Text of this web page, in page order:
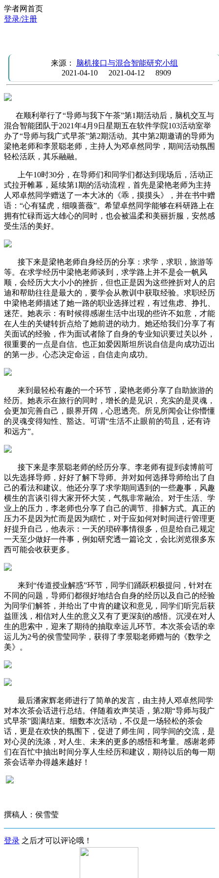
学者网首页
登录/注册
来源： 脑机接口与混合智能研究小组
2021-04-10
2021-04-12 8909
在顺利举行了“导师与我下午茶”第1期活动后，脑机交互与
混合智能团队于2021年4月9日星期五在软件学院103活动室举
办了“导师与我广式早茶”第2期活动。其中第2期邀请的导师为
梁艳老师和李景聪老师，主持人为邓卓然同学，期间活动氛围
轻松活跃，其乐融融。
上午10时30分，在导师们和同学们都达到现场后，活动正
式拉开帷幕，延续第1期的活动流程，首先是梁艳老师为主持
人邓卓然同学赠送了一本大冰的《乖，摸摸头》，并在书中赠
语：“心有猛虎，细嗅蔷薇”。希望卓然同学能够在科研路上在
拥有忙碌而远大雄心的同时，也会被温柔和美丽折服，安然感
受生活的美好。
接下来是梁艳老师自身经历的分享：求学，求职，旅游等
等。在求学经历中梁艳老师谈到，求学路上并不是会一帆风
顺，会经历大大小小的挫折，但也正是因为这些挫折对人的启
迪和帮助往往是最大的，要学会从教训中获取经验。求职经历
中梁艳老师描述了她一路的职业选择过程，有过焦虑、挣扎、
迷茫。她表示：有时候得感谢生活中出现的些许不如意，才能
在人生的关键转折点给了她前进的动力。她还给我们分享了有
关面试的经验，作为面试者除了自身的专业知识要过关以外，
很重要的一点是自信。也正如爱因斯坦所说自信是向成功迈出
的第一步。心态决定命运，自信走向成功。
来到最轻松有趣的一个环节，梁艳老师分享了自助旅游的
经历。她表示在旅行的同时，增长的是见识，充实的是灵魂，
会更加完善自己，眼界开阔，心思透亮。所见所闻会让你懵懂
的灵魂变得知性、豁达。可谓“生活不止眼前的苟且，还有诗
和远方”。
接下来是李景聪老师的经历分享。李老师有提到读博前可
以先选择导师，好好了解下导师。并对如何选择导师给出了自
己的看法和建议。他还分享了求学期间遇到的一些趣事，风趣
横生的言谈引得大家开怀大笑，气氛非常融洽。对于生活、学
业上的压力，李老师也分享了自己的调节、排解方式。真正的
压力不是因为忙而是因为瞎忙，对于应如何对时间进行管理更
好提升自己，他表示：一天的琐碎事情很多，但是给自己规定
一天至少做好一件事，例如研究透一篇论文，会比浏览很多东
西可能会收获更多。
来到“传道授业解惑”环节，同学们踊跃积极提问，针对在
不同的问题，导师们都很好地结合自身的经历以及自己的经验
为同学们解答，并给出了中肯的建议和意见，同学们听完后获
益匪浅，相信对人生的意义又有了更深刻的感悟。沉浸在对人
生的思索中，迎来了期待的抽取幸运儿环节。本次茶会话的幸
运儿为2号的侯雪莹同学，获得了李景聪老师赠与的《数学之
美》。
最后潘家辉老师进行了简单的发言，由主持人邓卓然同学
对本次茶会话进行总结。伴随着欢声笑语，第2期“导师与我广
式早茶”圆满结束。细数本次活动，不仅是一场轻松的茶会
话，更是在欢快的氛围下，促进了师生间，同学间的交流，是
对心灵的洗涤，对人生、未来的更多的感悟和考量。感谢老师
们在百忙中抽出时间分享人生经历和建议，期待以后的每一期
茶会话举办得越来越好！
撰稿人：侯雪莹
登录 之后才可以评论哦！